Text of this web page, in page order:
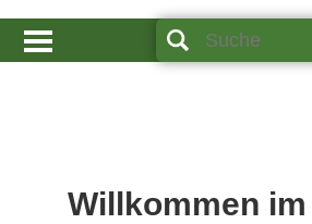
Willkommen im